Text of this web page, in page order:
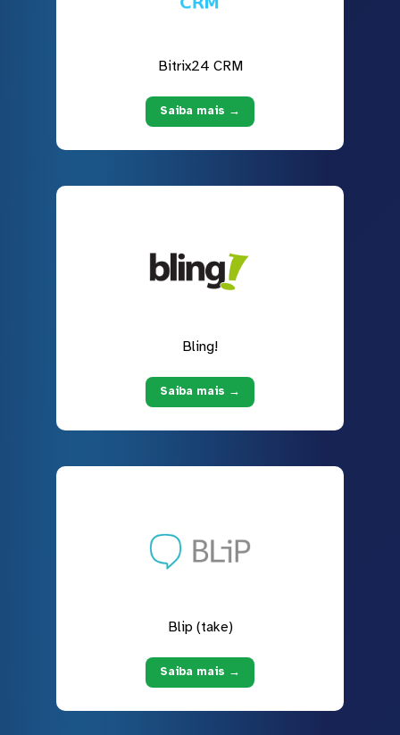
Bitrix24 CRM
Saiba mais →
Bling!
Saiba mais →
Blip (take)
Saiba mais →